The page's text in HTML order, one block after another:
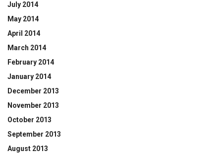
July 2014
May 2014
April 2014
March 2014
February 2014
January 2014
December 2013
November 2013
October 2013
September 2013
August 2013